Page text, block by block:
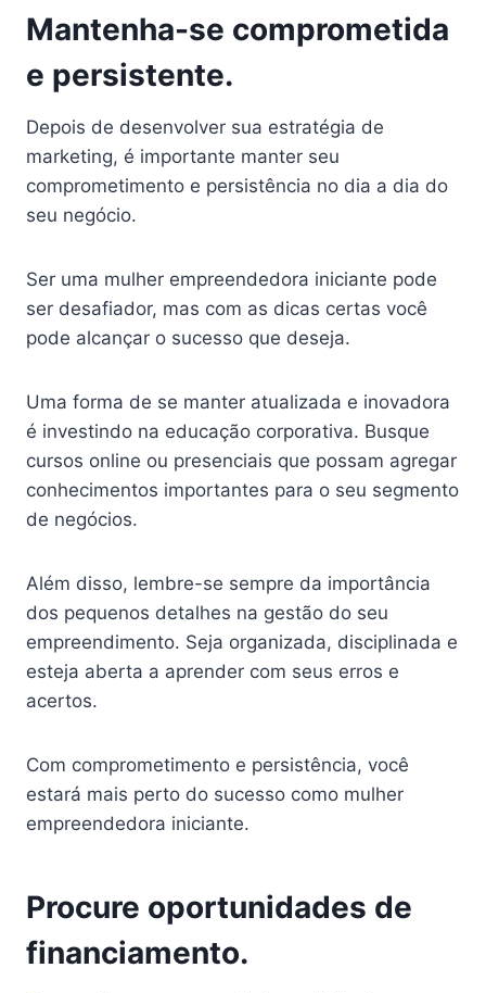
Mantenha-se comprometida
e persistente.
Depois de desenvolver sua estratégia de
marketing, é importante manter seu
comprometimento e persistência no dia a dia do
seu negócio.
Ser uma mulher empreendedora iniciante pode
ser desafiador, mas com as dicas certas você
pode alcançar o sucesso que deseja.
Uma forma de se manter atualizada e inovadora
é investindo na educação corporativa. Busque
cursos online ou presenciais que possam agregar
conhecimentos importantes para o seu segmento
de negócios.
Além disso, lembre-se sempre da importância
dos pequenos detalhes na gestão do seu
empreendimento. Seja organizada, disciplinada e
esteja aberta a aprender com seus erros e
acertos.
Com comprometimento e persistência, você
estará mais perto do sucesso como mulher
empreendedora iniciante.
Procure oportunidades de
financiamento.